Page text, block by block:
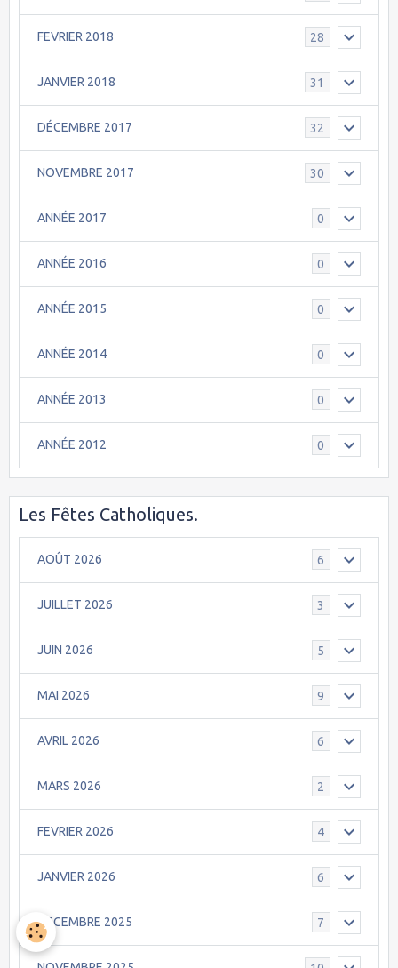
FEVRIER 2018 28
JANVIER 2018 31
DÉCEMBRE 2017 32
NOVEMBRE 2017 30
ANNÉE 2017 0
ANNÉE 2016 0
ANNÉE 2015 0
ANNÉE 2014 0
ANNÉE 2013 0
ANNÉE 2012 0
Les Fêtes Catholiques.
AOÛT 2026 6
JUILLET 2026 3
JUIN 2026 5
MAI 2026 9
AVRIL 2026 6
MARS 2026 2
FEVRIER 2026 4
JANVIER 2026 6
DECEMBRE 2025 7